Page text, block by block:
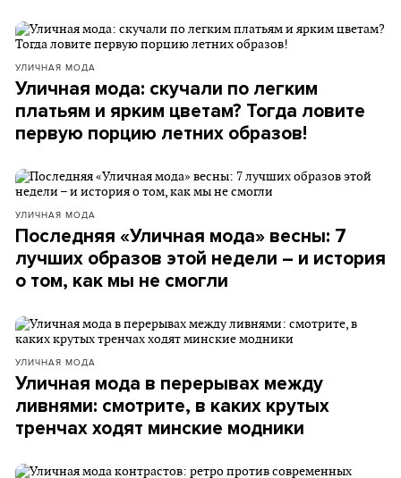
УЛИЧНАЯ МОДА
Уличная мода: скучали по легким
платьям и ярким цветам? Тогда ловите
первую порцию летних образов!
УЛИЧНАЯ МОДА
Последняя «Уличная мода» весны: 7
лучших образов этой недели – и история
о том, как мы не смогли
УЛИЧНАЯ МОДА
Уличная мода в перерывах между
ливнями: смотрите, в каких крутых
тренчах ходят минские модники